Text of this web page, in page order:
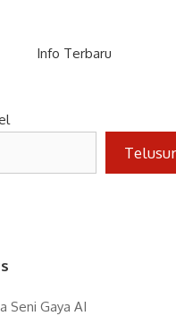
Info Terbaru
Telusur
Seni Gaya AI